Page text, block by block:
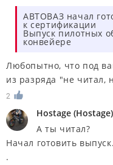
АВТОВАЗ начал
к сертификации
Выпуск пилотных
конвейере
Любопытно, что под
из разряда "не читал,
2
Hostage (Hostage)
А ты читал?
Начал готовить
.